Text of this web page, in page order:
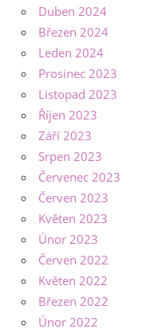
Duben 2024
Březen 2024
Leden 2024
Prosinec 2023
Listopad 2023
Říjen 2023
Září 2023
Srpen 2023
Červenec 2023
Červen 2023
Květen 2023
Únor 2023
Červen 2022
Květen 2022
Březen 2022
Únor 2022